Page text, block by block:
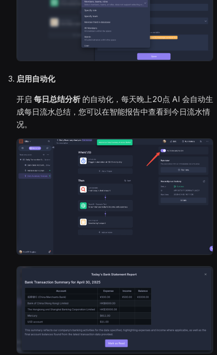
启用自动化
开启 每日总结分析的自动化，每天晚上20点 AI 会自动生
成每日流水总结，您可以在智能报告中查看到今日流水情
况。